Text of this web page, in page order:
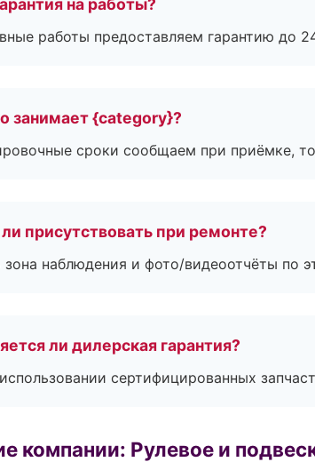
на работы?
работы предоставляем гарантию до
занимает {category}?
сроки сообщаем при приёмке,
присутствовать при ремонте?
зона наблюдения и фото/видеоотчёты по
ли дилерская гарантия?
сертифицированных
компании: Рулевое и